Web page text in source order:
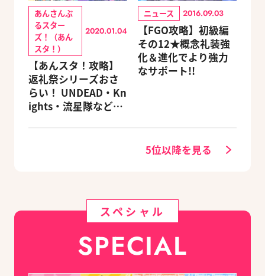
あんさんぶ
るスター
ズ！（あん
スタ！）
2020.01.04
【あんスタ！攻略】
返礼祭シリーズおさ
らい！ UNDEAD・Kn
ights・流星隊など、
ニュース 2016.09.03
【FGO攻略】初級編
その12★概念礼装強
化＆進化でより強力
なサポート!!
5位以降を見る
スペシャル
SPECIAL